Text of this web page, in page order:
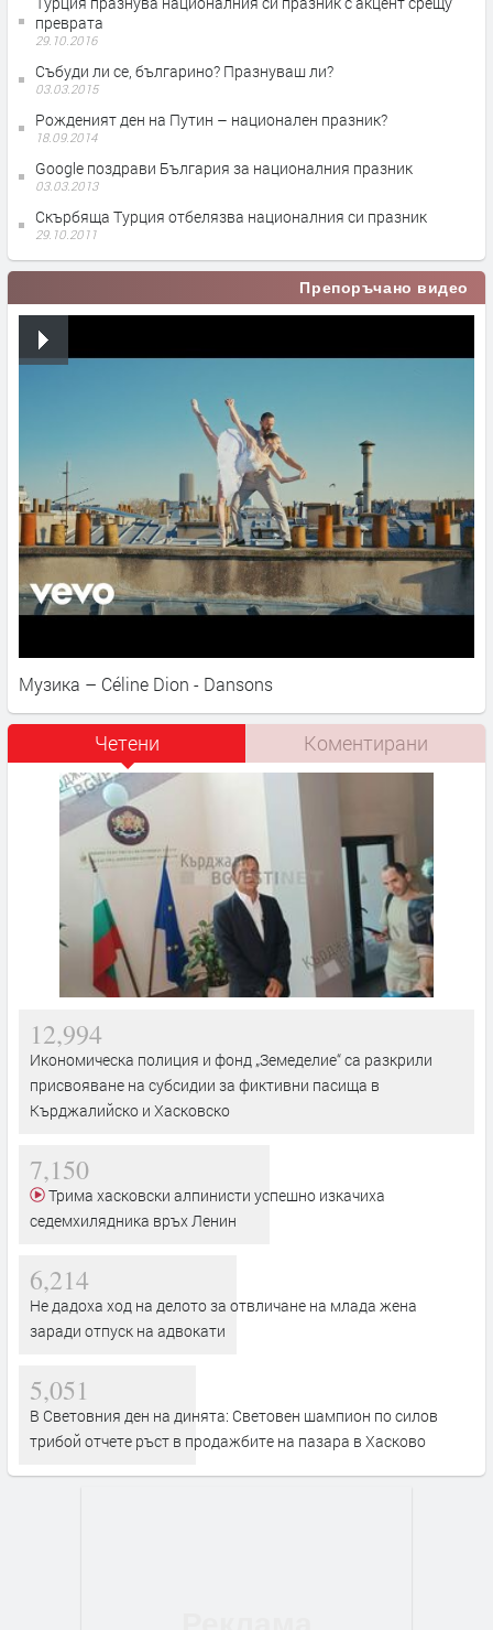
преврата
29.10.2016
Събуди ли се, българино? Празнуваш ли?
03.03.2015
Рожденият ден на Путин – национален празник?
18.09.2014
Google поздрави България за националния празник
03.03.2013
Скърбяща Турция отбелязва националния си празник
29.10.2011
Препоръчано видео
Музика – Céline Dion - Dansons
Четени Коментирани
12,994
Икономическа полиция и фонд „Земеделие“ са разкрили
присвояване на субсидии за фиктивни пасища в
Кърджалийско и Хасковско
7,150
седемхилядника връх Ленин
6,214
Не дадоха ход на делото за отвличане на млада жена
заради отпуск на адвокати
5,051
В Световния ден на динята: Световен шампион по силов
трибой отчете ръст в продажбите на пазара в Хасково